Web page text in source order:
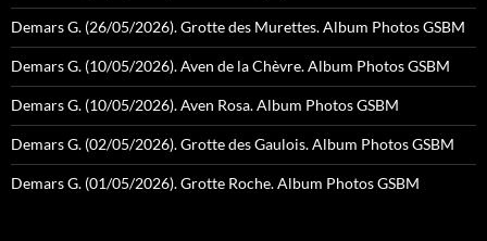
Demars G. (26/05/2026). Grotte des Murettes. Album Photos GSBM
Demars G. (10/05/2026). Aven de la Chèvre. Album Photos GSBM
Demars G. (10/05/2026). Aven Rosa. Album Photos GSBM
Demars G. (02/05/2026). Grotte des Gaulois. Album Photos GSBM
Demars G. (01/05/2026). Grotte Roche. Album Photos GSBM